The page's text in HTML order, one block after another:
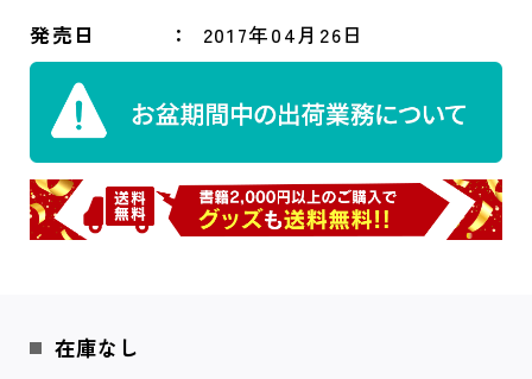
発売日 2017年04月26日
在庫なし